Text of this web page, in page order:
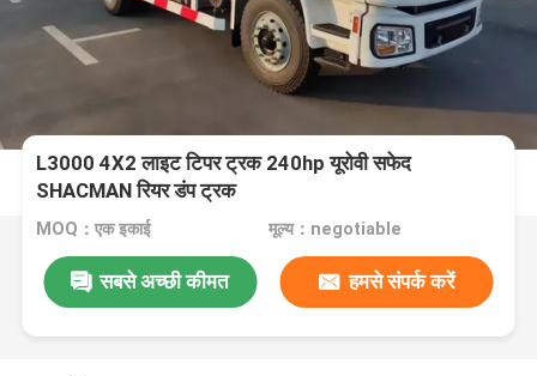
L3000 4X2 लाइट टिपर ट्रक 240hp यूरोवी सफेद
SHACMAN रियर डंप ट्रक
MOQ：एक इकाई मूल्य：negotiable
सबसे अच्छी कीमत हमसे संपर्क करें